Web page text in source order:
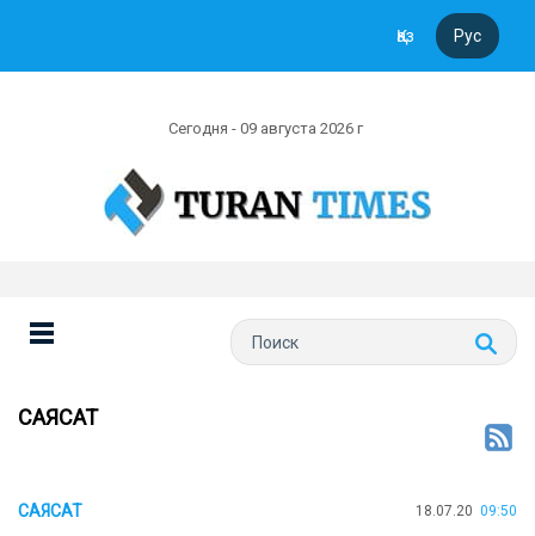
Қаз Рус
Сегодня - 09 августа 2026 г
САЯСАТ
САЯСАТ 18.07.20 09:50